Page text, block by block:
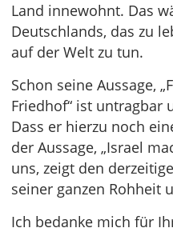
Land innewohnt. Das
Deutschlands, das zu
auf der Welt zu tun.
Schon seine Aussage,
Friedhof“ ist untragbar
Dass er hierzu noch
der Aussage, „Israel
uns, zeigt den
seiner ganzen Rohheit
Ich bedanke mich für